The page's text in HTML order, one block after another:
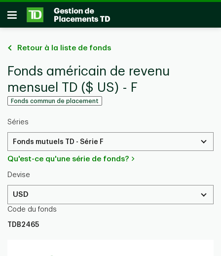
Passer au contenu principal
Ouvrir
Retour à la liste de fonds
Fonds américain de revenu
mensuel TD ($ US) - F
Fonds commun de placement
Séries
Fonds mutuels TD - Série F
Qu'est-ce qu'une série de fonds?
Devise
USD
Code du fonds
TDB2465